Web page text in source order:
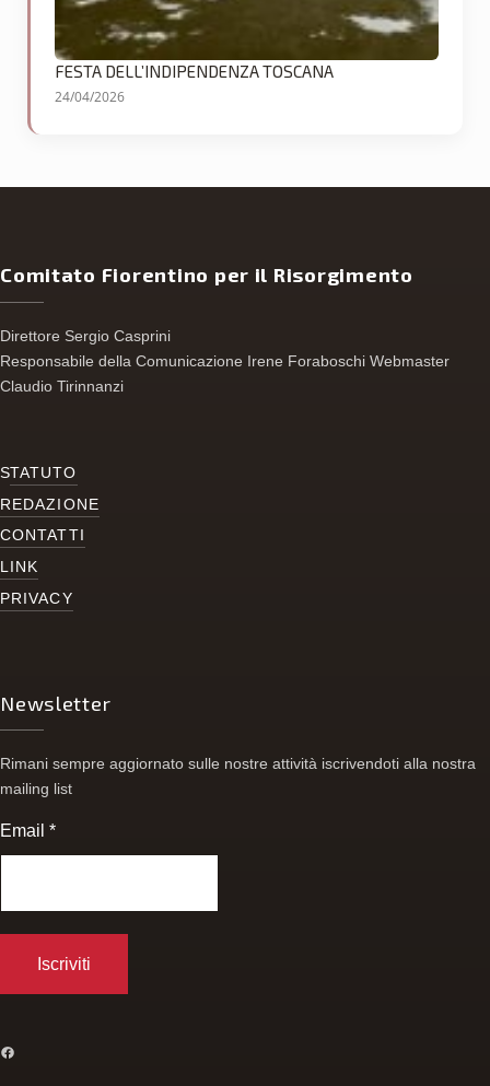
FESTA DELL’INDIPENDENZA TOSCANA
24/04/2026
Comitato Fiorentino per il Risorgimento
Direttore Sergio Casprini
Responsabile della Comunicazione Irene Foraboschi Webmaster
Claudio Tirinnanzi
STATUTO
REDAZIONE
CONTATTI
LINK
PRIVACY
Newsletter
Rimani sempre aggiornato sulle nostre attività iscrivendoti alla nostra
mailing list
Email*